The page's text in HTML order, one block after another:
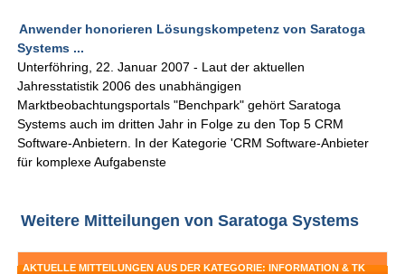
Anwender honorieren Lösungskompetenz von Saratoga
Systems ...
Unterföhring, 22. Januar 2007 - Laut der aktuellen
Jahresstatistik 2006 des unabhängigen
Marktbeobachtungsportals "Benchpark" gehört Saratoga
Systems auch im dritten Jahr in Folge zu den Top 5 CRM
Software-Anbietern. In der Kategorie 'CRM Software-Anbieter
für komplexe Aufgabenste
Weitere Mitteilungen von Saratoga Systems
AKTUELLE MITTEILUNGEN AUS DER KATEGORIE: INFORMATION & TK